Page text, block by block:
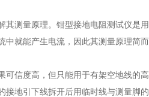
测量原理。钳型接地电阻测试仪是
就能产生电流，因此其测量原理简
信度高，但只能用于有架空地线的
地引下线拆开后用临时线与测量脚